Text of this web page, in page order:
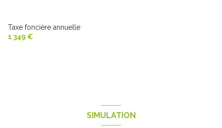
Taxe foncière annuelle
1 349 €
SIMULATION